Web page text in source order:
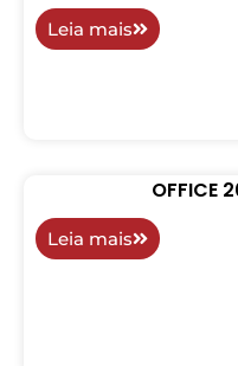
Leia mais
OFFICE
Leia mais